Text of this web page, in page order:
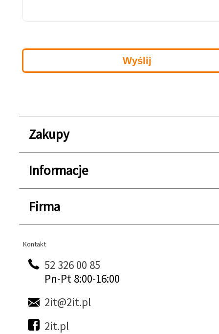
Zakupy
Informacje
Firma
Kontakt
Kontakt
52 326 00 85
Pn-Pt 8:00-16:00
2it@2it.pl
2it.pl